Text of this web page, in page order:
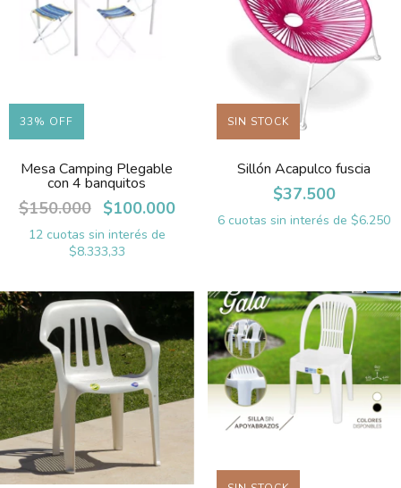
33% OFF
Mesa Camping Plegable
con 4 banquitos
$150.000 $100.000
12 cuotas sin interés de
$8.333,33
SIN STOCK
Sillón Acapulco fuscia
$37.500
6 cuotas sin interés de$6.250